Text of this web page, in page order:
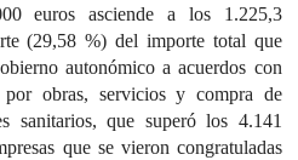
euros asciende a los 1.225,3
(29,58 %) del importe total que
autonómico a acuerdos con
obras, servicios y compra de
sanitarios, que superó los 4.141
que se vieron congratuladas